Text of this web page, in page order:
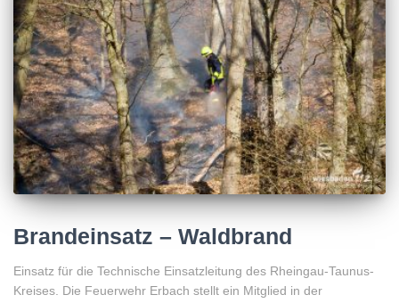
Brandeinsatz – Waldbrand
Einsatz für die Technische Einsatzleitung des Rheingau-Taunus-
Kreises. Die Feuerwehr Erbach stellt ein Mitglied in der